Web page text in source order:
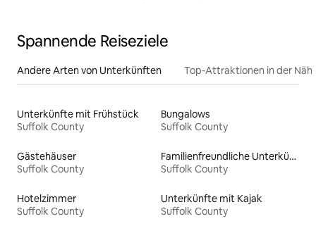
Spannende Reiseziele
Andere Arten von Unterkünften Top-Attraktionen in der
Unterkünfte mit Frühstück
Suffolk County
Bungalows
Suffolk County
Gästehäuser
Suffolk County
Familienfreundliche Unterkünfte
Suffolk County
Hotelzimmer
Suffolk County
Unterkünfte mit Kajak
Suffolk County